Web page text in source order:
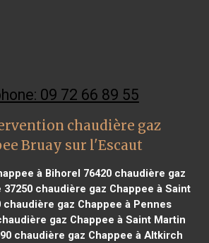
09 72 66 89 55
chaudière gaz
Bruay sur l'Escaut
à Bihorel 76420 chaudière gaz
37250 chaudière gaz Chappee à Saint
chaudière gaz Chappee à Pennes
gaz Chappee à Saint Martin
chaudière gaz Chappee à Altkirch